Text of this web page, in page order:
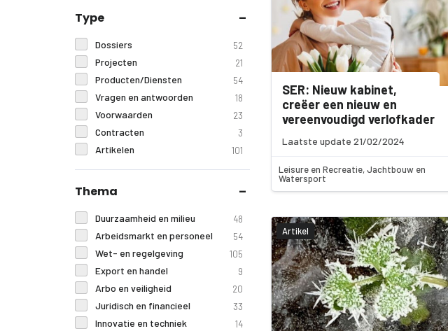
Type
Dossiers 52
Projecten 21
Producten/Diensten 54
Vragen en antwoorden 18
Voorwaarden 23
Contracten 3
Artikelen 101
Thema
Duurzaamheid en milieu 48
Arbeidsmarkt en personeel 54
Wet- en regelgeving 105
Export en handel 9
Arbo en veiligheid 20
Juridisch en financieel 33
Innovatie en techniek 14
SER: Nieuw kabinet,
creëer een nieuw en
vereenvoudigd verlofkader
Laatste update 21/02/2024
Leisure en Recreatie, Jachtbouw en
Watersport
Artikel